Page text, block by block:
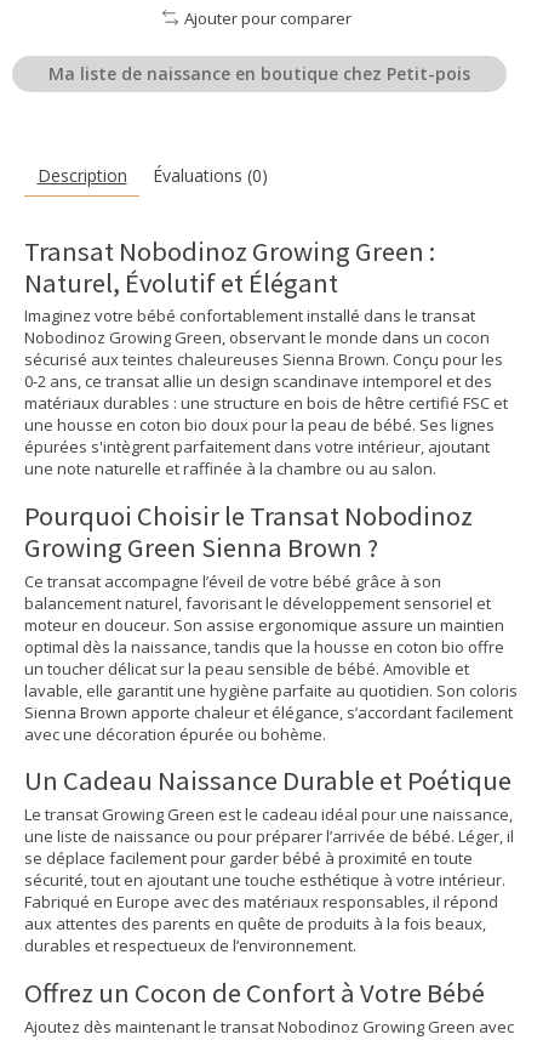
Ajouter pour comparer
Ma liste de naissance en boutique chez Petit-pois
Description Évaluations (0)
Transat Nobodinoz Growing Green :
Naturel, Évolutif et Élégant
Imaginez votre bébé confortablement installé dans le transat
Nobodinoz Growing Green, observant le monde dans un cocon
sécurisé aux teintes chaleureuses Sienna Brown. Conçu pour les
0-2 ans, ce transat allie un design scandinave intemporel et des
matériaux durables : une structure en bois de hêtre certifié FSC et
une housse en coton bio doux pour la peau de bébé. Ses lignes
épurées s'intègrent parfaitement dans votre intérieur, ajoutant
une note naturelle et raffinée à la chambre ou au salon.
Pourquoi Choisir le Transat Nobodinoz
Growing Green Sienna Brown ?
Ce transat accompagne l’éveil de votre bébé grâce à son
balancement naturel, favorisant le développement sensoriel et
moteur en douceur. Son assise ergonomique assure un maintien
optimal dès la naissance, tandis que la housse en coton bio offre
un toucher délicat sur la peau sensible de bébé. Amovible et
lavable, elle garantit une hygiène parfaite au quotidien. Son coloris
Sienna Brown apporte chaleur et élégance, s’accordant facilement
avec une décoration épurée ou bohème.
Un Cadeau Naissance Durable et Poétique
Le transat Growing Green est le cadeau idéal pour une naissance,
une liste de naissance ou pour préparer l’arrivée de bébé. Léger, il
se déplace facilement pour garder bébé à proximité en toute
sécurité, tout en ajoutant une touche esthétique à votre intérieur.
Fabriqué en Europe avec des matériaux responsables, il répond
aux attentes des parents en quête de produits à la fois beaux,
durables et respectueux de l’environnement.
Offrez un Cocon de Confort à Votre Bébé
Ajoutez dès maintenant le transat Nobodinoz Growing Green avec